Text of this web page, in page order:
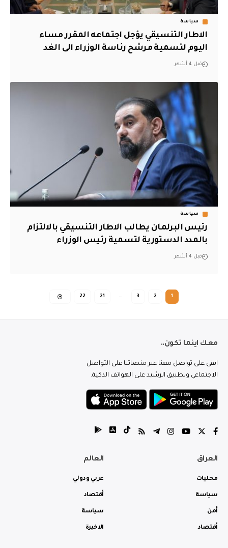
سياسة
الاطار التنسيقي يؤجل اجتماعه المقرر مساء
اليوم لتسمية مرشح رئاسة الوزراء الى الغد
قبل 4 أشهر
سياسة
رئيس البرلمان يطالب الاطار التنسيقي بالالتزام
بالمدد الدستورية لتسمية رئيس الوزراء
قبل 4 أشهر
1
2
3
…
21
22
معك اينما تكون..
ابقى على تواصل معنا عبر منصاتنا على التواصل
الاجتماعي وتطبيق الرشيد على الهواتف الذكية.
العراق
محليات
سياسة
أمن
أقتصاد
العالم
عربي ودولي
أقتصاد
سياسة
الاخيرة